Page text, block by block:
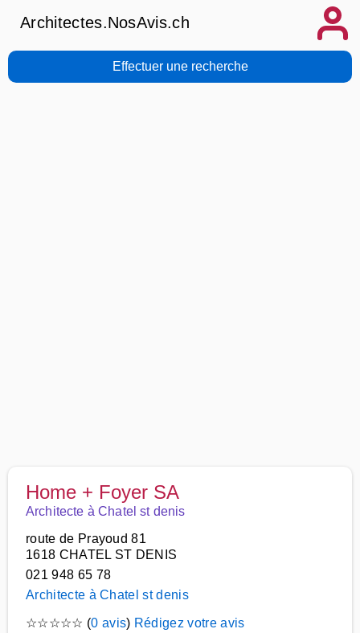
Architectes.NosAvis.ch
Effectuer une recherche
Home + Foyer SA
Architecte à Chatel st denis
route de Prayoud 81
1618 CHATEL ST DENIS
021 948 65 78
Architecte à Chatel st denis
☆☆☆☆☆ (0 avis) Rédigez votre avis